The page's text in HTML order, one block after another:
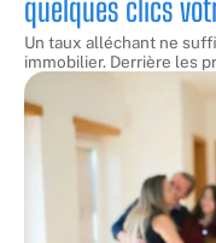
quelques clics
Un taux alléchant ne
immobilier. Derrière les